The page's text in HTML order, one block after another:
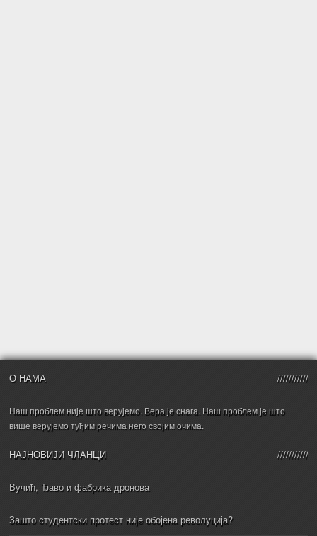
О НАМА
Наш проблем није што верујемо. Вера је снага. Наш проблем је што
више верујемо туђим речима него својим очима.
НАЈНОВИЈИ ЧЛАНЦИ
Вучић, Ђаво и фабрика дронова
Зашто студентски протест није обојена револуција?